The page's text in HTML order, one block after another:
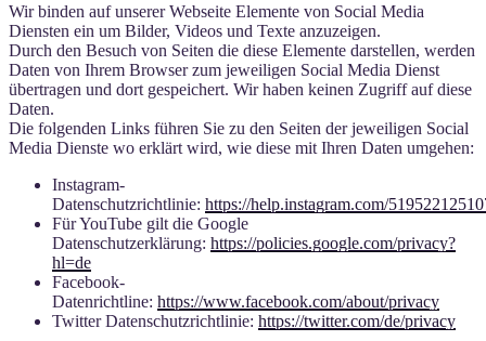
Wir binden auf unserer Webseite Elemente von Social Media
Diensten ein um Bilder, Videos und Texte anzuzeigen.
Durch den Besuch von Seiten die diese Elemente darstellen, werden
Daten von Ihrem Browser zum jeweiligen Social Media Dienst
übertragen und dort gespeichert. Wir haben keinen Zugriff auf diese
Daten.
Die folgenden Links führen Sie zu den Seiten der jeweiligen Social
Media Dienste wo erklärt wird, wie diese mit Ihren Daten umgehen:
Instagram-
Datenschutzrichtlinie: https://help.instagram.com/
Für YouTube gilt die Google
Datenschutzerklärung: https://policies.google.com/privacy?
hl=de
Facebook-
Datenrichtline: https://www.facebook.com/about/privacy
Twitter Datenschutzrichtlinie: https://twitter.com/de/privacy